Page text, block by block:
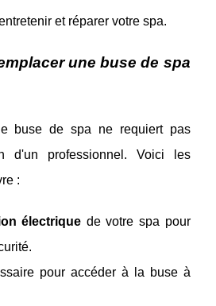
et réparer votre spa.
une buse de spa
buse de spa ne requiert pas
d'un professionnel. Voici les
:
électrique de votre spa pour
pour accéder à la buse à